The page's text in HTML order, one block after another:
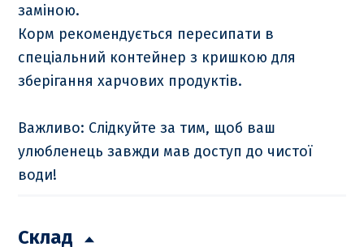
заміною.
Корм рекомендується пересипати в
спеціальний контейнер з кришкою для
зберігання харчових продуктів.
Важливо: Слідкуйте за тим, щоб ваш
улюбленець завжди мав доступ до чистої
води!
Склад